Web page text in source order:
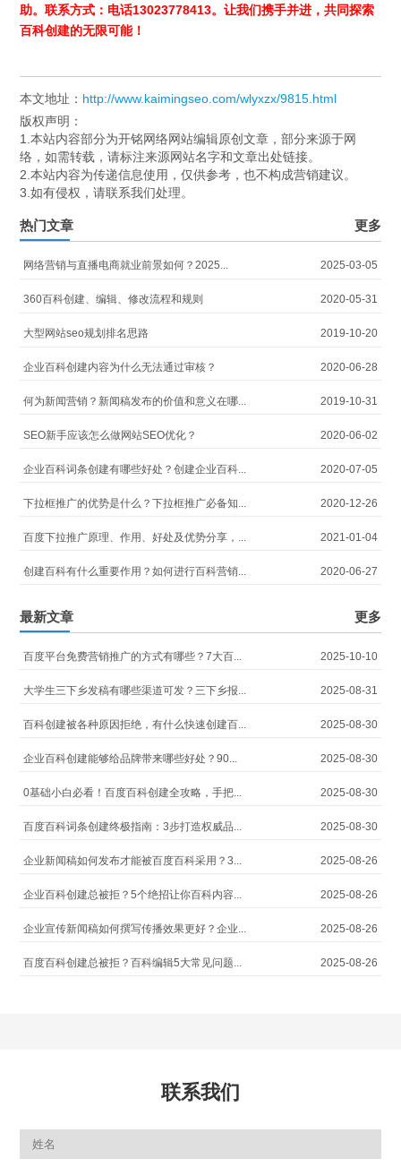
助。联系方式：电话13023778413。让我们携手并进，共同探索
百科创建的无限可能！
本文地址： http://www.kaimingseo.com/wlyxzx/9815.html
版权声明：
1.本站内容部分为开铭网络网站编辑原创文章，部分来源于网
络，如需转载，请标注来源网站名字和文章出处链接。
2.本站内容为传递信息使用，仅供参考，也不构成营销建议。
3.如有侵权，请联系我们处理。
热门文章 更多
网络营销与直播电商就业前景如何？2025... 2025-03-05
360百科创建、编辑、修改流程和规则 2020-05-31
大型网站seo规划排名思路 2019-10-20
企业百科创建内容为什么无法通过审核？ 2020-06-28
何为新闻营销？新闻稿发布的价值和意义在哪... 2019-10-31
SEO新手应该怎么做网站SEO优化？ 2020-06-02
企业百科词条创建有哪些好处？创建企业百科... 2020-07-05
下拉框推广的优势是什么？下拉框推广必备知... 2020-12-26
百度下拉推广原理、作用、好处及优势分享，... 2021-01-04
创建百科有什么重要作用？如何进行百科营销... 2020-06-27
最新文章 更多
百度平台免费营销推广的方式有哪些？7大百... 2025-10-10
大学生三下乡发稿有哪些渠道可发？三下乡报... 2025-08-31
百科创建被各种原因拒绝，有什么快速创建百... 2025-08-30
企业百科创建能够给品牌带来哪些好处？90... 2025-08-30
0基础小白必看！百度百科创建全攻略，手把... 2025-08-30
百度百科词条创建终极指南：3步打造权威品... 2025-08-30
企业新闻稿如何发布才能被百度百科采用？3... 2025-08-26
企业百科创建总被拒？5个绝招让你百科内容... 2025-08-26
企业宣传新闻稿如何撰写传播效果更好？企业... 2025-08-26
百度百科创建总被拒？百科编辑5大常见问题... 2025-08-26
联系我们